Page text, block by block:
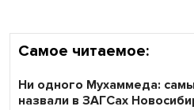
Самое читаемое:
Ни одного Мухаммеда:
назвали в ЗАГСах